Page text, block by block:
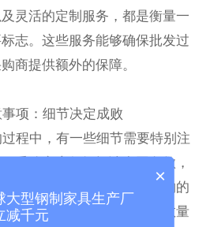
灵活的定制服务，都是衡量一
志。这些服务能够确保批发过
商提供额外的保障。
项：细节决定成败
程中，有一些细节需要特别注
采购商应仔细阅读合同条款，
任都明确无误。其次是货物的
进行仔细检查，确保产品数量
×
大型钢制家具生产厂
减千元